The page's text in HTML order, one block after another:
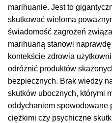
marihuanie. Jest to
skutkować wieloma
świadomość zagrożeń
marihuaną stanowi
kontekście zdrowia
odróżnić produktów
bezpiecznych. Brak wiedzy
skutków ubocznych, którymi
oddychaniem spowodowane
ciężkimi czy psychiczne